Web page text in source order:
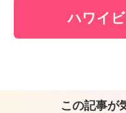
ハワイ
この記事が